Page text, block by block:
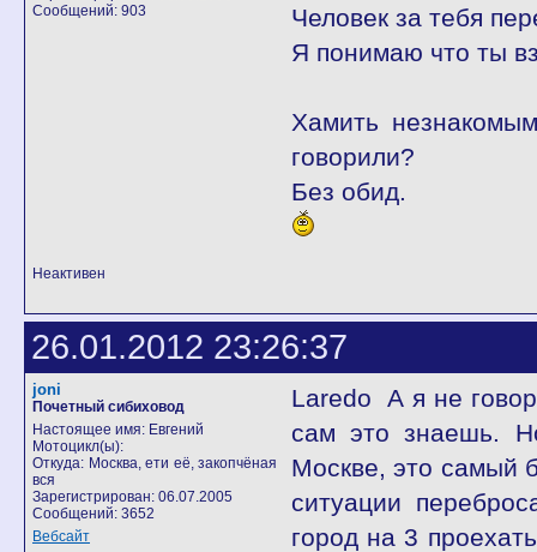
Сообщений: 903
Человек за тебя
Я понимаю что ты
Хамить
говорили?
Без обид.
Неактивен
26.01.2012 23:26:37
joni
Почетный сибиховод
Настоящее имя: Евгений
Мотоцикл(ы):
Откуда: Москва, ети её, закопчёная
вся
Зарегистрирован: 06.07.2005
Сообщений: 3652
Вебсайт
Laredo А я не
сам это знаешь.
Москве, это самый
ситуации
город на 3